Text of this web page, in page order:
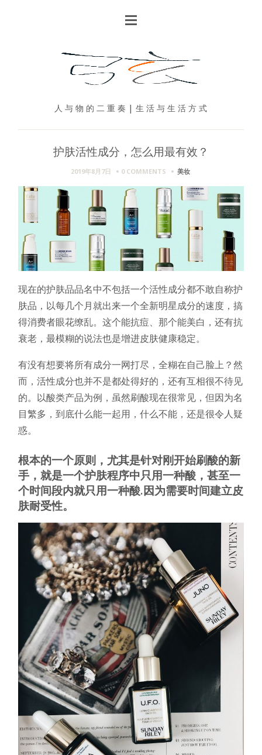
人 与 物 的 二 重 奏 | 生 活 与 生 活 方 式
护肤活性成分，怎么用最有效？
2019年8月7日 0 COMMENTS 美妆
现在的护肤品品名中不包括一个活性成分都不敢自称护
肤品，以每几个月就出来一个全新明星成分的速度，搞
得消费者眼花缭乱。这个能抗痘、那个能美白，还有抗
衰老，最模糊的说法也是增进皮肤健康稳定。
有没有想要将所有成分一网打尽，全糊在自己脸上？然
而，活性成分也并不是都处得好的，还有互相很不待见
的。以酸类产品为例，虽然刷酸现在很常见，但因为名
目繁多，到底什么能一起用，什么不能，还是很令人疑
惑。
根本的一个原则，尤其是针对刚开始刷酸的新
手，就是一个护肤程序中只用一种酸，甚至一
个时间段内就只用一种酸.因为需要时间建立皮
肤耐受性。